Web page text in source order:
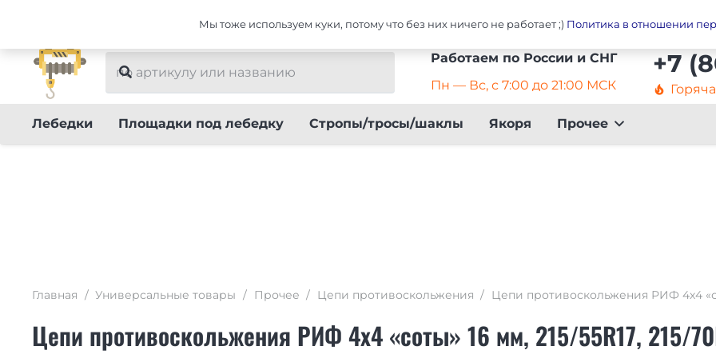
Интернет-магазин тюнинга Универсальные товары Главная
Работаем по России и СНГ
Пн — Вс, с 7:00 до 21:00 МСК
+7
local_fire_department
Лебедки Площадки под лебедку Стропы/тросы/шаклы Якоря Прочее
Главная / Универсальные товары / Прочее / Цепи противоскольжения / Цепи противоскольжения РИФ 4х4
Цепи противоскольжения РИФ 4х4 «соты» 16 мм, 215/55R17, 215/
Мы тоже используем куки, потому что без них ничего не работает ;) Политика в отношении